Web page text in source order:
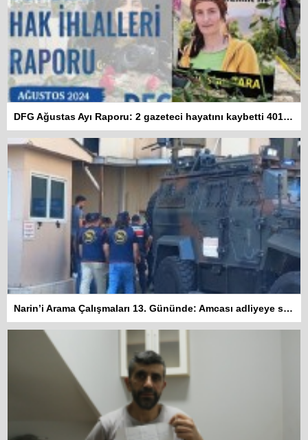
DFG Ağustas Ayı Raporu: 2 gazeteci hayatını kaybetti 401 habere erişim engeli getirildi
Narin’i Arama Çalışmaları 13. Gününde: Amcası adliyeye sevk edildi